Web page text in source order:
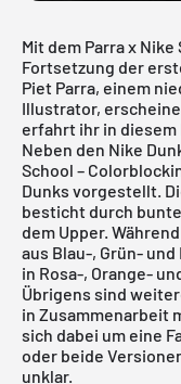
Mit dem Parra x
Fortsetzung der
Piet Parra, einem
Illustrator,
erfahrt ihr in diesem
Neben den Nike
School –
Dunks vorgestellt.
besticht durch
dem Upper.
aus Blau-, Grün-
in Rosa-, Orange-
Übrigens sind
in Zusammenarbeit
sich dabei um eine
oder beide
unklar.